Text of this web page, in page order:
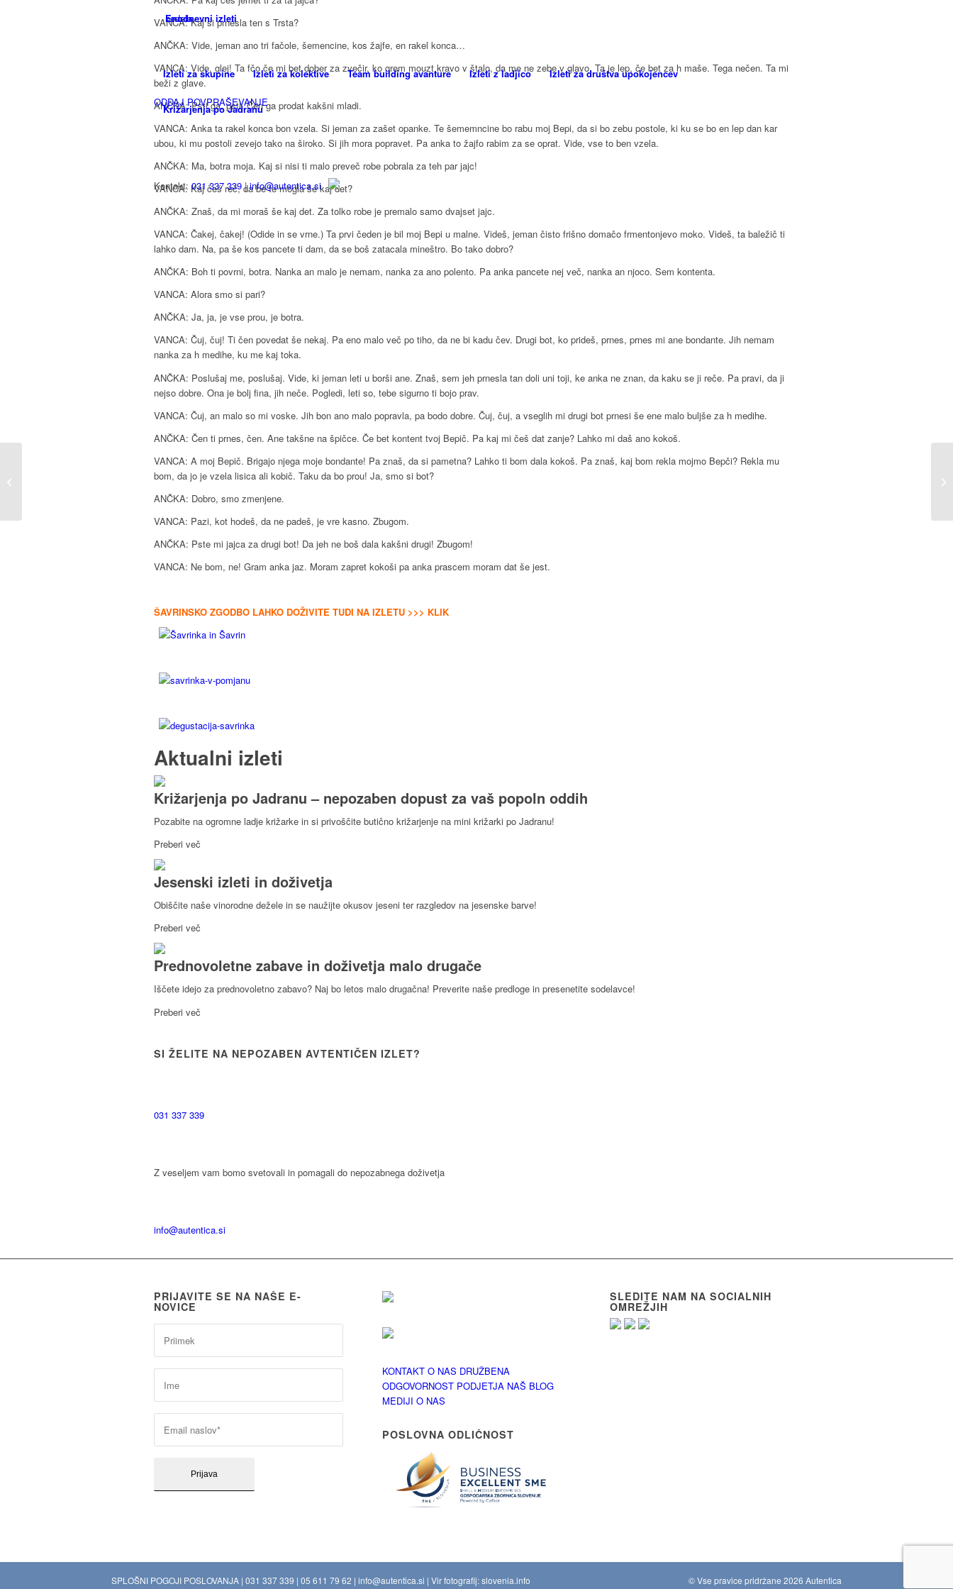
ODDAJ POVPRAŠEVANJE
Kontakt: 031 337 339|info@autentica.si
Izleti za skupine Izleti za kolektive Team building avanture Izleti z ladjico Izleti za društva upokojencev
Križarjenja po Jadranu
VANCA: Kaj si prnesla ten s Trsta?
ANČKA: Vide, jeman ano tri fačole, šemencine, kos žajfe, en rakel konca…
VANCA: Vide, glej! Ta fčo če mi bet dober za zvečir, ko grem mouzt kravo v štalo, da me ne zebe v glavo. Ta je lep, če bet za h maše. Tega nečen. Ta mi
beži z glave.
ANČKA: Psti ga, psti. Čen ga prodat kakšni mladi.
VANCA: Anka ta rakel konca bon vzela. Si jeman za zašet opanke. Te šememncine bo rabu moj Bepi, da si bo zebu postole, ki ku se bo en lep dan kar
ubou, ki mu postoli zevejo tako na široko. Si jih mora popravet. Pa anka to žajfo rabim za se oprat. Vide, vse to ben vzela.
ANČKA: Ma, botra moja. Kaj si nisi ti malo preveč robe pobrala za teh par jajc!
VANCA: Kaj češ reč, da be te mogla še kaj det?
ANČKA: Znaš, da mi moraš še kaj det. Za tolko robe je premalo samo dvajset jajc.
VANCA: Čakej, čakej! (Odide in se vrne.) Ta prvi čeden je bil moj Bepi u malne. Videš, jeman čisto frišno domačo frmentonjevo moko. Videš, ta baležič ti
lahko dam. Na, pa še kos pancete ti dam, da se boš zatacala mineštro. Bo tako dobro?
ANČKA: Boh ti povrni, botra. Nanka an malo je nemam, nanka za ano polento. Pa anka pancete nej več, nanka an njoco. Sem kontenta.
VANCA: Alora smo si pari?
ANČKA: Ja, ja, je vse prou, je botra.
VANCA: Čuj, čuj! Ti čen povedat še nekaj. Pa eno malo več po tiho, da ne bi kadu čev. Drugi bot, ko prideš, prnes, prnes mi ane bondante. Jih nemam
nanka za h medihe, ku me kaj toka.
ANČKA: Poslušaj me, poslušaj. Vide, ki jeman leti u borši ane. Znaš, sem jeh prnesla tan doli uni toji, ke anka ne znan, da kaku se ji reče. Pa pravi, da ji
nejso dobre. Ona je bolj fina, jih neče. Pogledi, leti so, tebe sigurno ti bojo prav.
VANCA: Čuj, an malo so mi voske. Jih bon ano malo popravla, pa bodo dobre. Čuj, čuj, a vseglih mi drugi bot prnesi še ene malo buljše za h medihe.
ANČKA: Čen ti prnes, čen. Ane takšne na špičce. Če bet kontent tvoj Bepič. Pa kaj mi češ dat zanje? Lahko mi daš ano kokoš.
VANCA: A moj Bepič. Brigajo njega moje bondante! Pa znaš, da si pametna? Lahko ti bom dala kokoš. Pa znaš, kaj bom rekla mojmo Bepči? Rekla mu
bom, da jo je vzela lisica ali kobič. Taku da bo prou! Ja, smo si bot?
ANČKA: Dobro, smo zmenjene.
VANCA: Pazi, kot hodeš, da ne padeš, je vre kasno. Zbugom.
ANČKA: Pste mi jajca za drugi bot! Da jeh ne boš dala kakšni drugi! Zbugom!
VANCA: Ne bom, ne! Gram anka jaz. Moram zapret kokoši pa anka prascem moram dat še jest.
ŠAVRINSKO ZGODBO LAHKO DOŽIVITE TUDI NA IZLETU >>> KLIK
Aktualni izleti
Križarjenja po Jadranu – nepozaben dopust za vaš popoln oddih
Pozabite na ogromne ladje križarke in si privoščite butično križarjenje na mini križarki po Jadranu!
Preberi več
Jesenski izleti in doživetja
Obiščite naše vinorodne dežele in se naužijte okusov jeseni ter razgledov na jesenske barve!
Preberi več
Prednovoletne zabave in doživetja malo drugače
Iščete idejo za prednovoletno zabavo? Naj bo letos malo drugačna! Preverite naše predloge in presenetite sodelavce!
Preberi več
SI ŽELITE NA NEPOZABEN AVTENTIČEN IZLET?
031 337 339
Z veseljem vam bomo svetovali in pomagali do nepozabnega doživetja
info@autentica.si
PRIJAVITE SE NA NAŠE E-
NOVICE
KONTAKT O NAS DRUŽBENA
ODGOVORNOST PODJETJA NAŠ BLOG
MEDIJI O NAS
POSLOVNA ODLIČNOST
SLEDITE NAM NA SOCIALNIH
OMREŽJIH
SPLOŠNI POGOJI POSLOVANJA | 031 337 339 | 05 611 79 62 | info@autentica.si | Vir fotografij:slovenia.info © Vse pravice pridržane 2026 Autentica